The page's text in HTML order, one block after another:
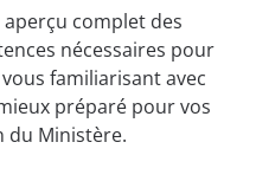
complet des
nécessaires pour
familiarisant avec
préparé pour vos
du Ministère.